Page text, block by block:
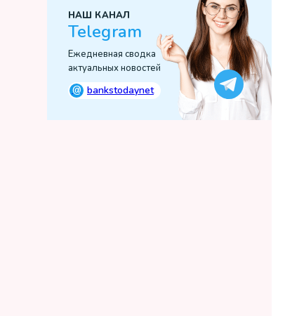
НАШ КАНАЛ
Telegram
Ежедневная сводка
актуальных новостей
@ bankstodaynet